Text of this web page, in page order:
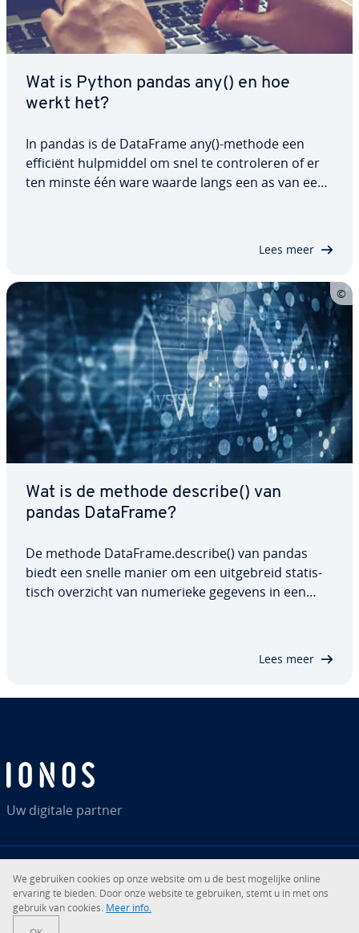
Wat is Python pandas any() en hoe
werkt het?
In pandas is de DataFrame any()-methode een
efficiënt hulp­mid­del om snel te con­tro­le­ren of er
ten minste één ware waarde langs een as van een
Lees meer
Wat is de methode describe() van
pandas DataFrame?
De methode DataFrame.describe() van pandas
biedt een snelle manier om een uit­ge­breid sta­tis­
tisch overzicht van numerieke gegevens in een
Lees meer
Uw digitale partner
© 2026IONOS SE
RSS LinkedIntiktok InstagramFacebookYouTube
We gebruiken cookies op onze website om u de best mogelijke online
ervaring te bieden. Door onze website te gebruiken, stemt u in met ons
gebruik van cookies. Meer info.